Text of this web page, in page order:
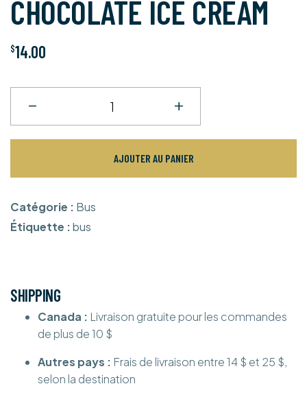
sur 5 basé
surnotation
client
CHOCOLATE ICE CREAM
$14.00
AJOUTER AU PANIER
Catégorie : Bus
Étiquette :bus
SHIPPING
Canada : Livraison gratuite pour les commandes
de plus de 10 $
Autres pays : Frais de livraison entre 14 $ et 25 $,
selon la destination